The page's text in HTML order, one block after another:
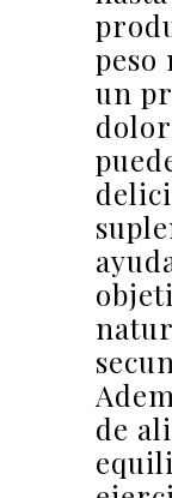
peso
un
de